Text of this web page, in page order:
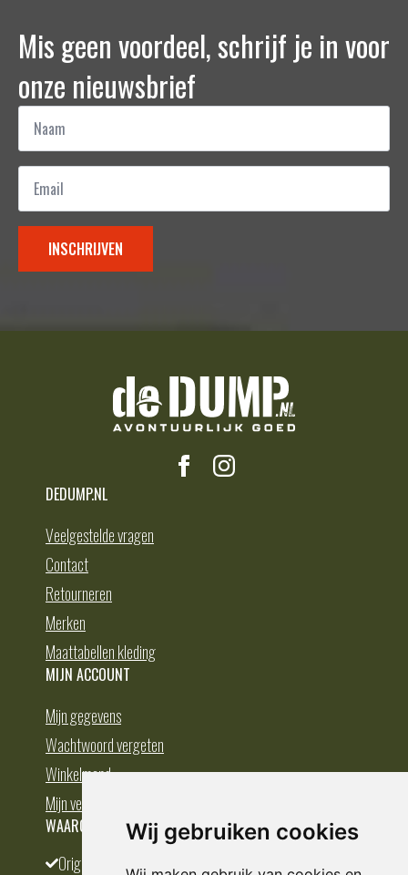
Wij gebruiken cookies
Mis geen voordeel, schrijf je in voor
onze nieuwsbrief
Naam
Email
INSCHRIJVEN
DEDUMP.NL
Veelgestelde vragen
Contact
Retourneren
Merken
Maattabellen kleding
MIJN ACCOUNT
Mijn gegevens
Wachtwoord vergeten
Winkelmand
Mijn verlanglijst
WAAROM BESTELLEN BIJ DEDUMP.NL
Origineel en divers